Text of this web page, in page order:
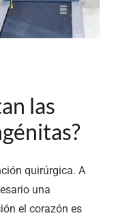
las
quirúrgica. A
una
el corazón es